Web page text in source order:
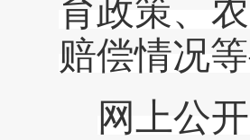
育政策、
赔偿情况
网上公